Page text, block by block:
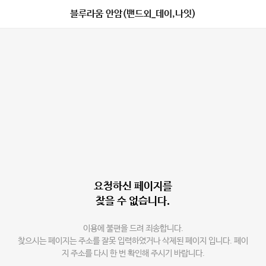
블루라움 안암(밴드외_데이,나잇)
요청하신 페이지를
찾을 수 없습니다.
이용에 불편을 드려 죄송합니다.
찾으시는 페이지는 주소를 잘못 입력하였거나 삭제된 페이지 입니다. 페이
지 주소를 다시 한 번 확인해 주시기 바랍니다.